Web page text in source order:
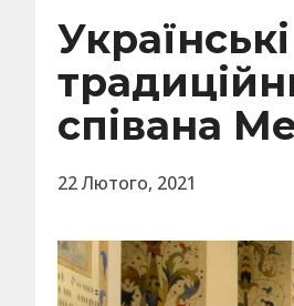
співана
22 Лютого, 2021